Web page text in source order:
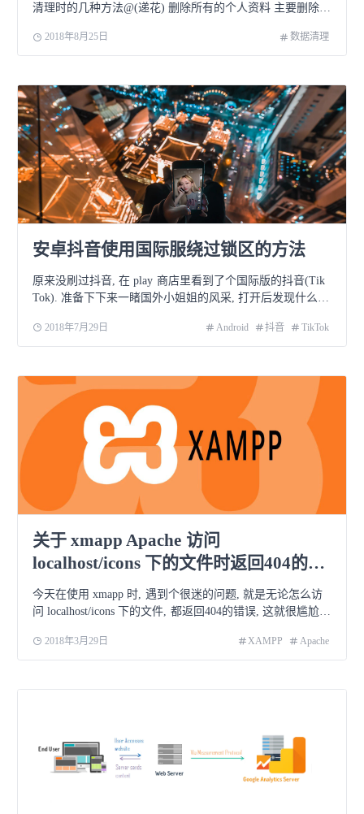
清理时的几种方法@(递花) 删除所有的个人资料 主要删除
2018年8月25日 数据清理
安卓抖音使用国际服绕过锁区的方法
原来没刷过抖音, 在 play 商店里看到了个国际版的抖音(Tik
Tok). 准备下下来一睹国外小姐姐的风采, 打开后发现什么都
2018年7月29日 Android 抖音 TikTok
关于 xmapp Apache 访问
localhost/icons 下的文件时返回404的解
决方案
今天在使用 xmapp 时, 遇到个很迷的问题, 就是无论怎么访
问 localhost/icons 下的文件, 都返回404的错误, 这就很尴尬
2018年3月29日 XAMPP Apache